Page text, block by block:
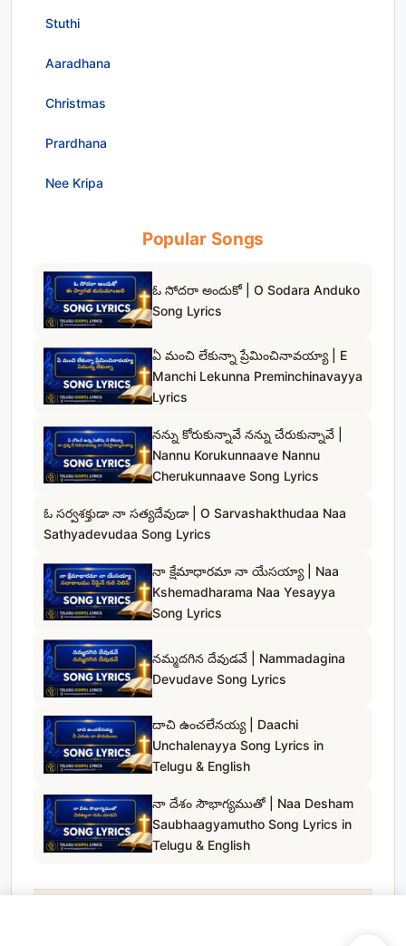
Stuthi
Aaradhana
Christmas
Prardhana
Nee Kripa
Popular Songs
ఓ సోదరా అందుకో | O Sodara Anduko
Song Lyrics
ఏ మంచి లేకున్నా ప్రేమించినావయ్యా | E
Manchi Lekunna Preminchinavayya
Lyrics
నన్ను కోరుకున్నావే నన్ను చేరుకున్నావే |
Nannu Korukunnaave Nannu
Cherukunnaave Song Lyrics
ఓ సర్వశక్తుడా నా సత్యదేవుడా | O Sarvashakthudaa Naa
Sathyadevudaa Song Lyrics
నా క్షేమాధారమా నా యేసయ్యా | Naa
Kshemadharama Naa Yesayya
Song Lyrics
నమ్మదగిన దేవుడవే | Nammadagina
Devudave Song Lyrics
దాచి ఉంచలేనయ్య | Daachi
Unchalenayya Song Lyrics in
Telugu & English
నా దేశం సౌభాగ్యముతో | Naa Desham
Saubhaagyamutho Song Lyrics in
Telugu & English